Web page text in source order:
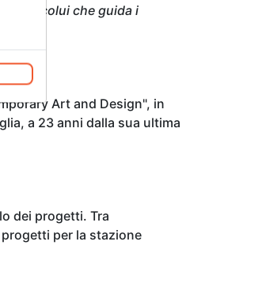
è colui che guida i
Art and Design", in
a 23 anni dalla sua ultima
dei progetti. Tra
progetti per la stazione